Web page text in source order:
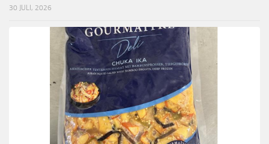
30 JULI, 2026